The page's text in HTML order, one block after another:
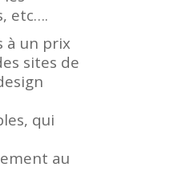
etc….
à un prix
sites de
qui
au